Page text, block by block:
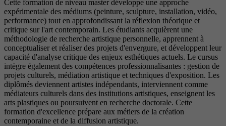
Cette formation de niveau master développe une approche
expérimentale des médiums (peinture, sculpture, installation, vidéo,
performance) tout en approfondissant la réflexion théorique et
critique sur l'art contemporain. Les étudiants acquièrent une
méthodologie de recherche artistique personnelle, apprennent à
conceptualiser et réaliser des projets d'envergure, et développent leur
capacité d'analyse critique des enjeux esthétiques actuels. Le cursus
intègre également des compétences professionnalisantes : gestion de
projets culturels, médiation artistique et techniques d'exposition. Les
diplômés deviennent artistes indépendants, interviennent comme
médiateurs culturels dans des institutions artistiques, enseignent les
arts plastiques ou poursuivent en recherche doctorale. Cette
formation d'excellence prépare aux métiers de la création
contemporaine et de la diffusion artistique.